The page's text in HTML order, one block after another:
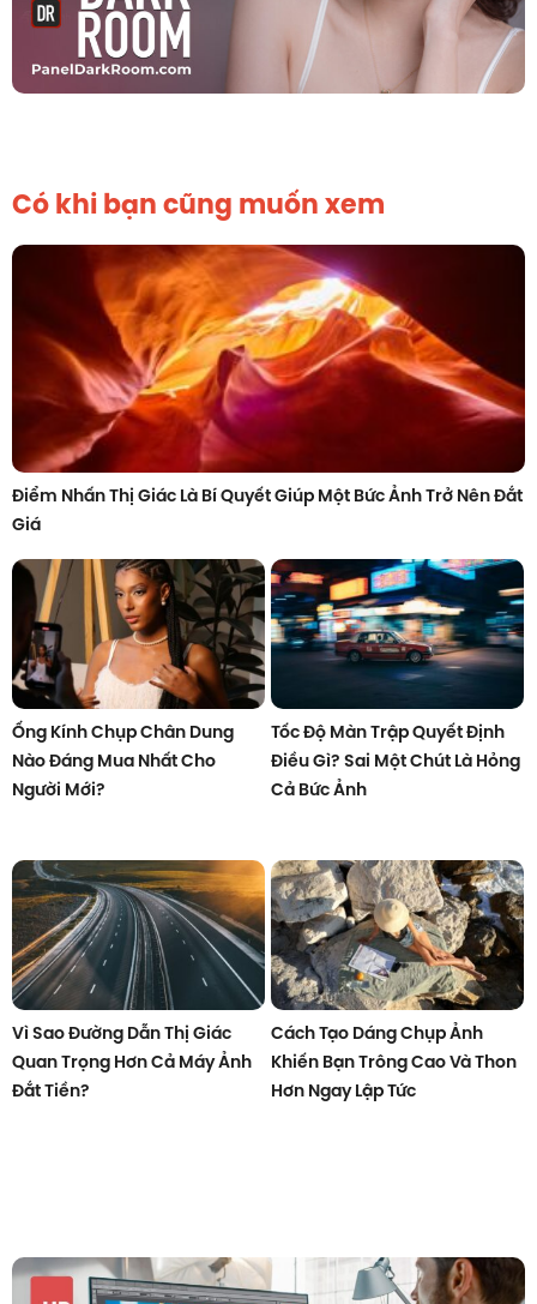
Có khi bạn cũng muốn xem
Điểm Nhấn Thị Giác Là Bí Quyết Giúp Một Bức Ảnh Trở Nên Đắt
Giá
Ống Kính Chụp Chân Dung
Nào Đáng Mua Nhất Cho
Người Mới?
Tốc Độ Màn Trập Quyết Định
Điều Gì? Sai Một Chút Là Hỏng
Cả Bức Ảnh
Vì Sao Đường Dẫn Thị Giác
Quan Trọng Hơn Cả Máy Ảnh
Đắt Tiền?
Cách Tạo Dáng Chụp Ảnh
Khiến Bạn Trông Cao Và Thon
Hơn Ngay Lập Tức